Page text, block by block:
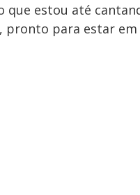
que estou até
pronto para estar